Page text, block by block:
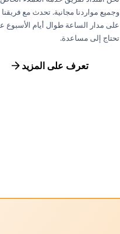
وجميع مواردنا مجانية. تحدث مع فريقنا
على مدار الساعة طوال أيام الأسبوع
تحتاج إلى مساعدة.
تعرف على المزيد